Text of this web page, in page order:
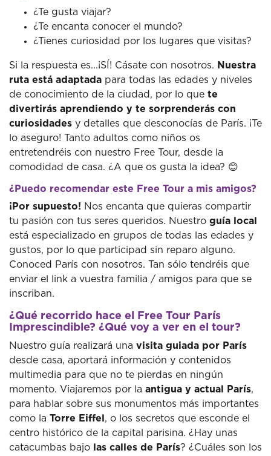
¿Te gusta viajar?
¿Te encanta conocer el mundo?
¿Tienes curiosidad por los lugares que visitas?
Si la respuesta es...¡SÍ! Cásate con nosotros. Nuestra
ruta está adaptada para todas las edades y niveles
de conocimiento de la ciudad, por lo que te
divertirás aprendiendo y te sorprenderás con
curiosidades y detalles que desconocías de París. ¡Te
lo aseguro! Tanto adultos como niños os
entretendréis con nuestro Free Tour, desde la
comodidad de casa. ¿A que os gusta la idea? 😊
¿Puedo recomendar este Free Tour a mis amigos?
¡Por supuesto! Nos encanta que quieras compartir
tu pasión con tus seres queridos. Nuestro guía local
está especializado en grupos de todas las edades y
gustos, por lo que participad sin reparo alguno.
Conoced París con nosotros. Tan sólo tendréis que
enviar el link a vuestra familia / amigos para que se
inscriban.
¿Qué recorrido hace el Free Tour París
Imprescindible? ¿Qué voy a ver en el tour?
Nuestro guía realizará una visita guiada por París
desde casa, aportará información y contenidos
multimedia para que no te pierdas en ningún
momento. Viajaremos por la antigua y actual París,
para hablar sobre sus monumentos más importantes
como la Torre Eiffel , o los secretos que esconde el
centro histórico de la capital parisina. ¿Hay unas
catacumbas bajo las calles de París? ¿Cuáles son los